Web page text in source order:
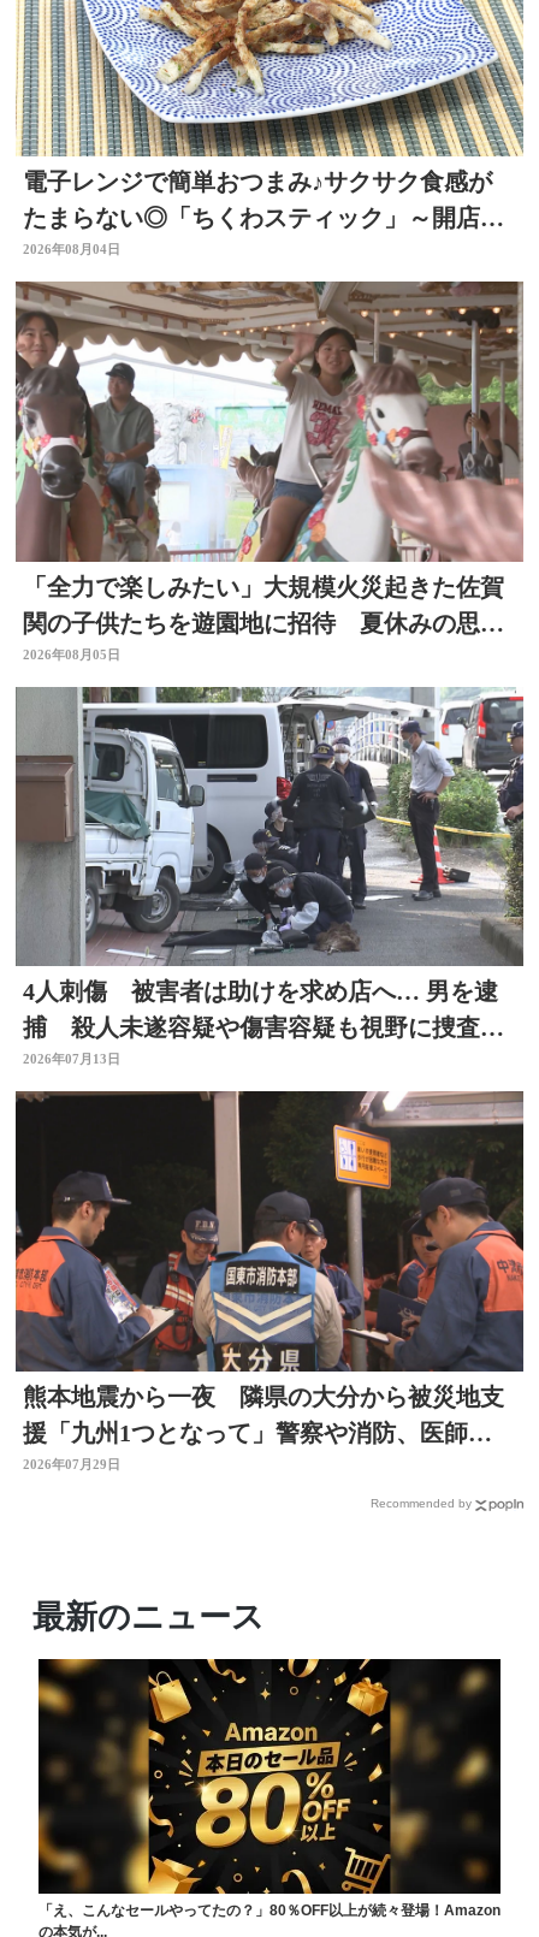
電子レンジで簡単おつまみ♪サクサク食感が
たまらない◎「ちくわスティック」～開店！
キッチン別府ちゃん～
2026年08月04日
「全力で楽しみたい」大規模火災起きた佐賀
関の子供たちを遊園地に招待 夏休みの思い
出作りに 大分
2026年08月05日
4人刺傷 被害者は助けを求め店へ… 男を逮
捕 殺人未遂容疑や傷害容疑も視野に捜査
大分県佐伯市
2026年07月13日
熊本地震から一夜 隣県の大分から被災地支
援「九州1つとなって」警察や消防、医師、
看護師、水道局など
2026年07月29日
Recommended by
最新のニュース
「え、こんなセールやってたの？」80％OFF以上が続々登場！Amazon
の本気が...